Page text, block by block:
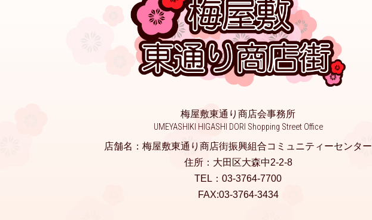
梅屋敷東通り商店会事務所
UMEYASHIKI HIGASHI DORI Shopping Street Office
店舗名：梅屋敷東通り商店街振興組合コミュニティーセンター
住所：大田区大森中2-2-8
TEL：03-3764-7700
FAX:03-3764-3434